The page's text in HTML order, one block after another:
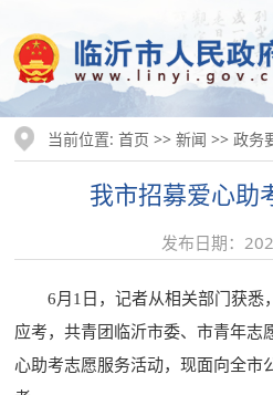
当前位置:首页 >>新闻 >>政务
我市招募爱心助
发布日期：
6月1日，记者从相关部门获悉
应考，共青团临沂市委、市青年志
心助考志愿服务活动，现面向全市